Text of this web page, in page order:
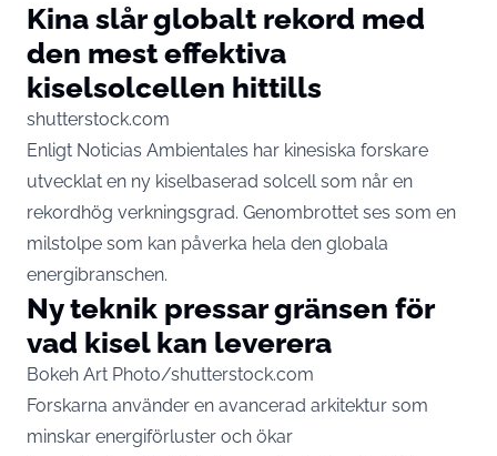
Kina slår globalt rekord med
den mest effektiva
kiselsolcellen hittills
shutterstock.com
Enligt Noticias Ambientales har kinesiska forskare
utvecklat en ny kiselbaserad solcell som når en
rekordhög verkningsgrad. Genombrottet ses som en
milstolpe som kan påverka hela den globala
energibranschen.
Ny teknik pressar gränsen för
vad kisel kan leverera
Bokeh Art Photo/shutterstock.com
Forskarna använder en avancerad arkitektur som
minskar energiförluster och ökar